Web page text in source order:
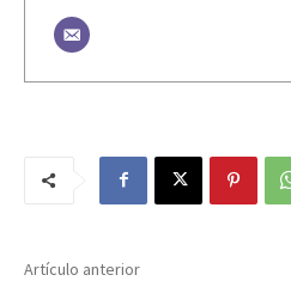
Artículo anterior